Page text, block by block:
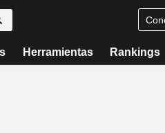
Herramientas Rankings